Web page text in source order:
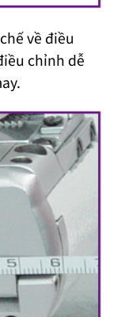
về điều
chỉnh dễ